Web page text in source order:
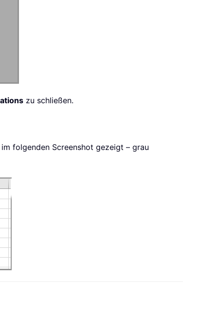
zu schließen.
folgenden Screenshot gezeigt – grau